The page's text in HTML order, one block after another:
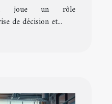
joue un rôle
de décision et...